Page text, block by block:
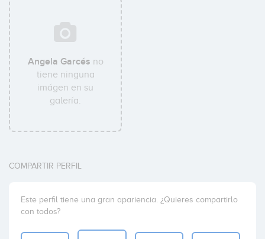
Angela Garcés no
tiene ninguna
imágen en su
galería.
COMPARTIR PERFIL
Este perfil tiene una gran apariencia. ¿Quieres compartirlo
con todos?